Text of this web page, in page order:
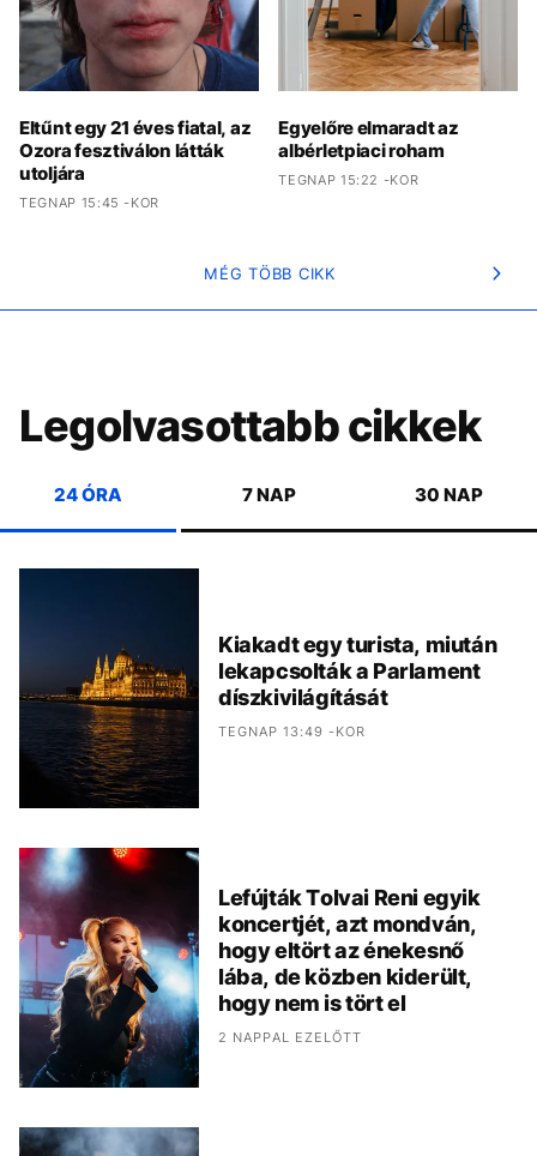
Eltűnt egy 21 éves fiatal, az
Ozora fesztiválon látták
utoljára
TEGNAP 15:45 -KOR
Egyelőre elmaradt az
albérletpiaci roham
TEGNAP 15:22 -KOR
MÉG TÖBB CIKK
Legolvasottabb cikkek
24 ÓRA 7 NAP 30 NAP
Kiakadt egy turista, miután
lekapcsolták a Parlament
díszkivilágítását
TEGNAP 13:49 -KOR
Lefújták Tolvai Reni egyik
koncertjét, azt mondván,
hogy eltört az énekesnő
lába, de közben kiderült,
hogy nem is tört el
2 NAPPAL EZELŐTT